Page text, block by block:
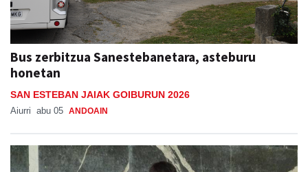
Bus zerbitzua Sanestebanetara, asteburu
honetan
SAN ESTEBAN JAIAK GOIBURUN 2026
Aiurri abu 05 ANDOAIN